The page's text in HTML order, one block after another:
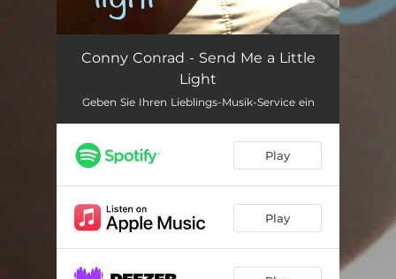
Send Me a Little Light 04:11
Conny Conrad - Send Me a Little
Light
Geben Sie Ihren Lieblings-Musik-Service ein
Play
Play